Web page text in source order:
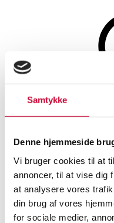
Samtykke
Denne hjemmeside
Vi bruger cookies til at
annoncer, til at vise dig
at analysere vores
din brug af vores
for sociale medier,
Poul
Poulsen.
SHOWROOM
Aalborg
VURDERING
DKK 1.500